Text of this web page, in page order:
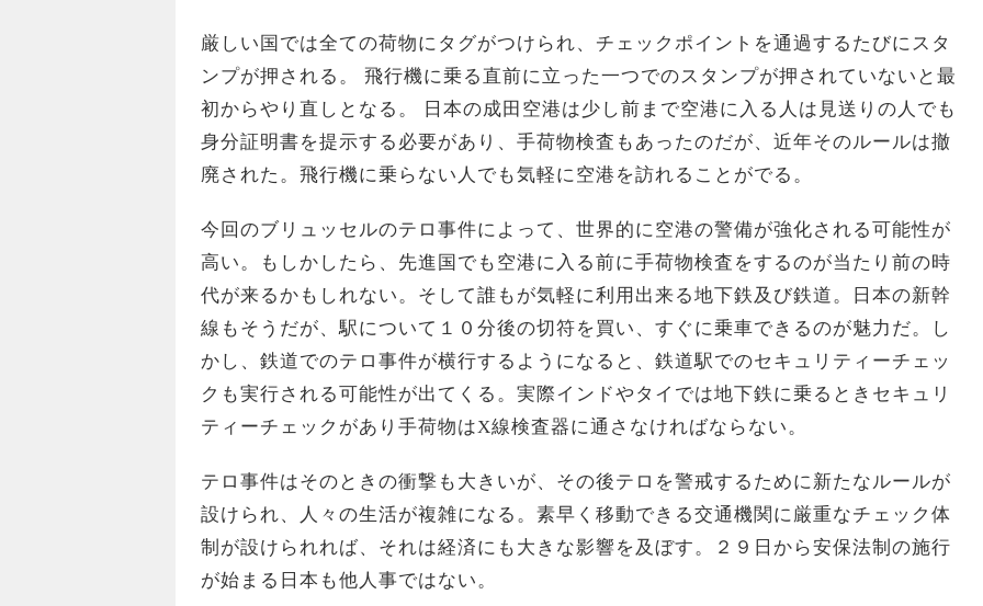
厳しい国では全ての荷物にタグがつけられ、チェックポイントを通過するたびにスタ
ンプが押される。 飛行機に乗る直前に立った一つでのスタンプが押されていないと最
初からやり直しとなる。 日本の成田空港は少し前まで空港に入る人は見送りの人でも
身分証明書を提示する必要があり、手荷物検査もあったのだが、近年そのルールは撤
廃された。飛行機に乗らない人でも気軽に空港を訪れることがでる。
今回のブリュッセルのテロ事件によって、世界的に空港の警備が強化される可能性が
高い。もしかしたら、先進国でも空港に入る前に手荷物検査をするのが当たり前の時
代が来るかもしれない。そして誰もが気軽に利用出来る地下鉄及び鉄道。日本の新幹
線もそうだが、駅について１０分後の切符を買い、すぐに乗車できるのが魅力だ。し
かし、鉄道でのテロ事件が横行するようになると、鉄道駅でのセキュリティーチェッ
クも実行される可能性が出てくる。実際インドやタイでは地下鉄に乗るときセキュリ
ティーチェックがあり手荷物はX線検査器に通さなければならない。
テロ事件はそのときの衝撃も大きいが、その後テロを警戒するために新たなルールが
設けられ、人々の生活が複雑になる。素早く移動できる交通機関に厳重なチェック体
制が設けられれば、それは経済にも大きな影響を及ぼす。２９日から安保法制の施行
が始まる日本も他人事ではない。